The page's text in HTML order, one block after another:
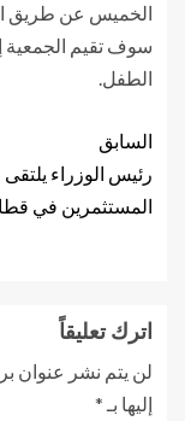
الخميس عن طريق
سوف تقيم الجمعية
الطفل.
السابق
رئيس الوزراء
المستثمرين في
اترك تعليقاً
لن يتم نشر عنوان
إليها بـ *